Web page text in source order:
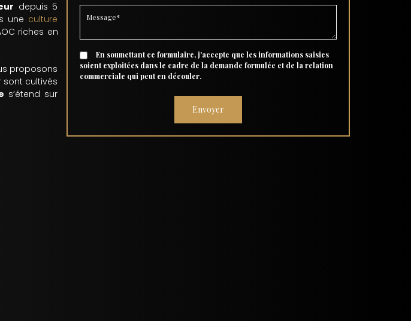
depuis 5
une culture
riches en
proposons
sont cultivés
s’étend sur
En soumettant ce formulaire, j'accepte que les informations saisies
soient exploitées dans le cadre de la demande formulée et de la relation
commerciale qui peut en découler.